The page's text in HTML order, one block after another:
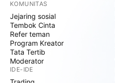
KOMUNITAS
Jejaring sosial
Tembok Cinta
Refer teman
Program Kreator
Tata Tertib
Moderator
IDE-IDE